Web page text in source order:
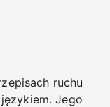
ruchu
Jego